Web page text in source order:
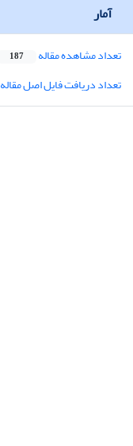
آمار
تعداد مشاهده مقاله 187
تعداد دریافت فایل اصل مقاله